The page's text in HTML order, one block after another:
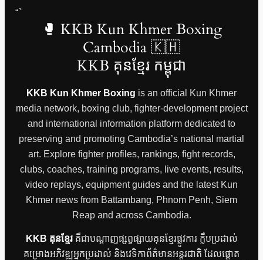
“`
🥊 KKB Kun Khmer Boxing
Cambodia 🇰🇭
KKB គុនខ្មែរ កម្ពុជា
KKB Kun Khmer Boxing is an official Kun Khmer
media network, boxing club, fighter-development project
and international information platform dedicated to
preserving and promoting Cambodia’s national martial
art. Explore fighter profiles, rankings, fight records,
clubs, coaches, training programs, live events, results,
video replays, equipment guides and the latest Kun
Khmer news from Battambang, Phnom Penh, Siem
Reap and across Cambodia.
KKB គុនខ្មែរគឺជាបណ្តាញផ្សព្វផ្សាយគុនខ្មែរផ្លូវការ ក្លឹបប្រដាល់
គម្រោងអភិវឌ្ឍអ្នកប្រដាល់ និងវេទិកាព័ត៌មានអន្តរជាតិ ដែលផ្តោត